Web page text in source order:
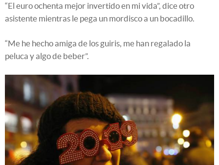
“El euro ochenta mejor invertido en mi vida”, dice otro
asistente mientras le pega un mordisco a un bocadillo.
“Me he hecho amiga de los guiris, me han regalado la
peluca y algo de beber”.